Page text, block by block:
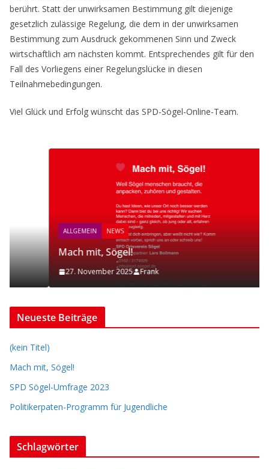
berührt. Statt der unwirksamen Bestimmung gilt diejenige
gesetzlich zulässige Regelung, die dem in der unwirksamen
Bestimmung zum Ausdruck gekommenen Sinn und Zweck
wirtschaftlich am nächsten kommt. Entsprechendes gilt für den
Fall des Vorliegens einer Regelungslücke in diesen
Teilnahmebedingungen.
Viel Glück und Erfolg wünscht das SPD-Sögel-Online-Team.
NEWS
Mach mit, Sögel!
27. November 2025 Frank
Neueste Beiträge
(kein Titel)
Mach mit, Sögel!
SPD Sögel-Umfrage 2023
Politikerpaten-Programm für Jugendliche
Schlagwörter